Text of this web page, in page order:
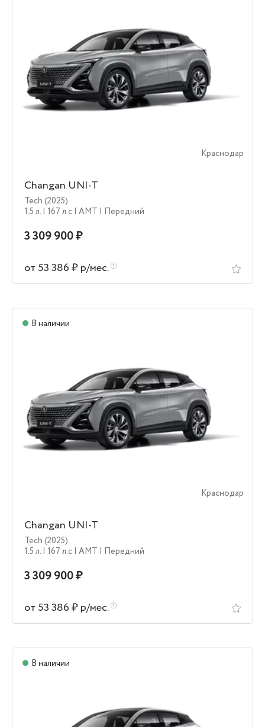
Краснодар
Changan UNI-T
Tech (2025)
1.5 л. | 167 л.c | AMT | Передний
3 309 900 ₽
от 53 386 ₽ р/мес.
В наличии
Краснодар
Changan UNI-T
Tech (2025)
1.5 л. | 167 л.c | AMT | Передний
3 309 900 ₽
от 53 386 ₽ р/мес.
В наличии